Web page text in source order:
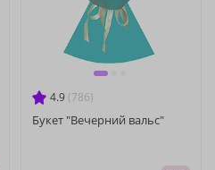
4.9 (786)
Букет "Вечерний вальс"